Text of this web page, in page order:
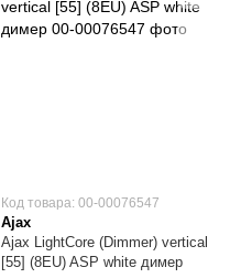
Код товара: 00-00076547
Ajax
Ajax LightCore (Dimmer) vertical
[55] (8EU) ASP white димер